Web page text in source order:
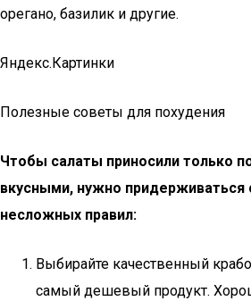
орегано, базилик и другие.
Яндекс.Картинки
Полезные советы для похудения
Чтобы салаты приносили только
вкусными, нужно
несложных правил:
Выбирайте качественный
самый дешевый продукт.